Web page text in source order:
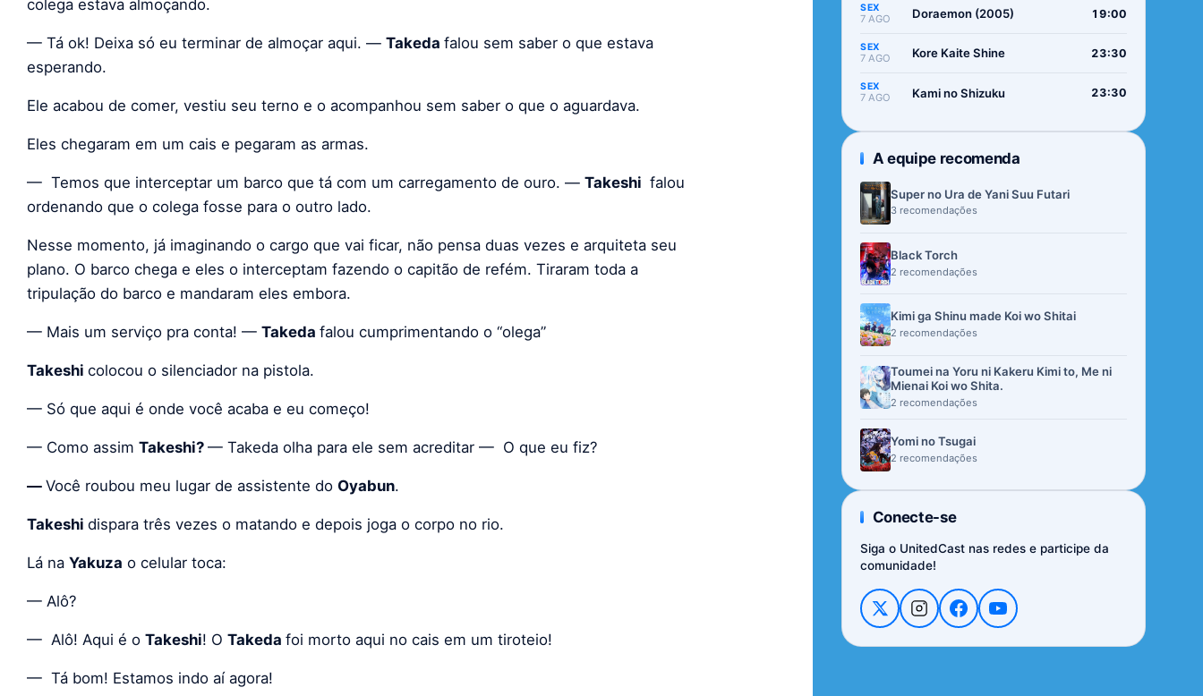
colega estava almoçando.
— Tá ok! Deixa só eu terminar de almoçar aqui. — Takeda falou sem saber o que estava
esperando.
Ele acabou de comer, vestiu seu terno e o acompanhou sem saber o que o aguardava.
Eles chegaram em um cais e pegaram as armas.
— Temos que interceptar um barco que tá com um carregamento de ouro. — Takeshi falou
ordenando que o colega fosse para o outro lado.
Nesse momento, já imaginando o cargo que vai ficar, não pensa duas vezes e arquiteta seu
plano. O barco chega e eles o interceptam fazendo o capitão de refém. Tiraram toda a
tripulação do barco e mandaram eles embora.
— Mais um serviço pra conta! — Takeda falou cumprimentando o “olega”
Takeshi colocou o silenciador na pistola.
— Só que aqui é onde você acaba e eu começo!
— Como assim Takeshi? — Takeda olha para ele sem acreditar — O que eu fiz?
— Você roubou meu lugar de assistente do Oyabun.
Takeshi dispara três vezes o matando e depois joga o corpo no rio.
Lá na Yakuza o celular toca:
— Alô?
— Alô! Aqui é o Takeshi! O Takeda foi morto aqui no cais em um tiroteio!
— Tá bom! Estamos indo aí agora!
SEX
7 AGO Doraemon (2005) 19:00
SEX
7 AGO Kore Kaite Shine 23:30
SEX
7 AGO Kami no Shizuku 23:30
A equipe recomenda
Super no Ura de Yani Suu Futari
3 recomendações
Black Torch
2 recomendações
Kimi ga Shinu made Koi wo Shitai
2 recomendações
Toumei na Yoru ni Kakeru Kimi to, Me ni
Mienai Koi wo Shita.
2 recomendações
Yomi no Tsugai
2 recomendações
Conecte-se
Siga o UnitedCast nas redes e participe da
comunidade!